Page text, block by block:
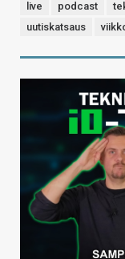
live podcast
uutiskatsaus